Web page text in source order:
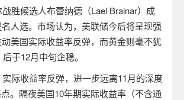
胜候选人布蕾纳德（Lael Brainar）成
人选。市场认为，美联储今后将呈现强
美国实际收益率反弹，而黄金则毫不犹
后于12月中旬企稳。
际收益率反弹，进一步远离11月的深度
。隔夜美国10年期实际收益率（不含通